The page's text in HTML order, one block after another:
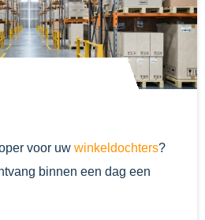
voor uw winkeldochters?
binnen een dag een